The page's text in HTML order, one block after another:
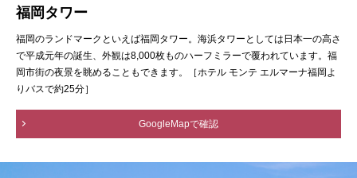
福岡タワー
福岡のランドマークといえば福岡タワー。海浜タワーとしては日本一の高さ
で平成元年の誕生、外観は8,000枚ものハーフミラーで覆われています。福
岡市街の夜景を眺めることもできます。［ホテル モンテ エルマーナ福岡よ
りバスで約25分］
GoogleMapで確認